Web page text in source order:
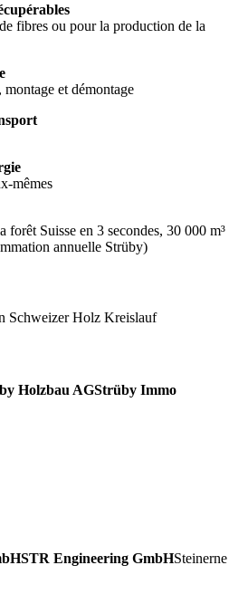
fibres ou pour la production de la
et démontage
mêmes
forêt Suisse en 3 secondes, 30 000 m³
annuelle Strüby)
Holzbau AGStrüby Immo
STR Engineering GmbHSteinerne